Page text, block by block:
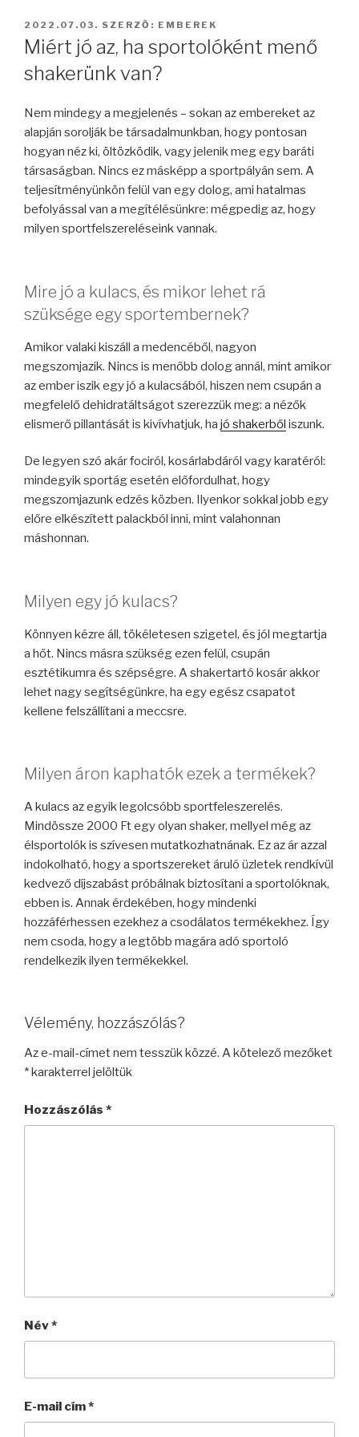
BEKÜLDVE:
2022.07.03. SZERZŐ: EMBEREK
Miért jó az, ha sportolóként menő
shakerünk van?
Nem mindegy a megjelenés – sokan az embereket az
alapján sorolják be társadalmunkban, hogy pontosan
hogyan néz ki, öltözködik, vagy jelenik meg egy baráti
társaságban. Nincs ez másképp a sportpályán sem. A
teljesítményünkön felül van egy dolog, ami hatalmas
befolyással van a megítélésünkre: mégpedig az, hogy
milyen sportfelszereléseink vannak.
Mire jó a kulacs, és mikor lehet rá
szüksége egy sportembernek?
Amikor valaki kiszáll a medencéből, nagyon
megszomjazik. Nincs is menőbb dolog annál, mint amikor
az ember iszik egy jó a kulacsából, hiszen nem csupán a
megfelelő dehidratáltságot szerezzük meg: a nézők
elismerő pillantását is kivívhatjuk, ha jó shakerből iszunk.
De legyen szó akár fociról, kosárlabdáról vagy karatéról:
mindegyik sportág esetén előfordulhat, hogy
megszomjazunk edzés közben. Ilyenkor sokkal jobb egy
előre elkészített palackból inni, mint valahonnan
máshonnan.
Milyen egy jó kulacs?
Könnyen kézre áll, tökéletesen szigetel, és jól megtartja
a hőt. Nincs másra szükség ezen felül, csupán
esztétikumra és szépségre. A shakertartó kosár akkor
lehet nagy segítségünkre, ha egy egész csapatot
kellene felszállítani a meccsre.
Milyen áron kaphatók ezek a termékek?
A kulacs az egyik legolcsóbb sportfeleszerelés.
Mindössze 2000 Ft egy olyan shaker, mellyel még az
élsportolók is szívesen mutatkozhatnának. Ez az ár azzal
indokolható, hogy a sportszereket áruló üzletek rendkívül
kedvező díjszabást próbálnak biztosítani a sportolóknak,
ebben is. Annak érdekében, hogy mindenki
hozzáférhessen ezekhez a csodálatos termékekhez. Így
nem csoda, hogy a legtöbb magára adó sportoló
rendelkezik ilyen termékekkel.
Vélemény, hozzászólás?
Az e-mail-címet nem tesszük közzé. A kötelező mezőket
* karakterrel jelöltük
Hozzászólás *
Név*
E-mail cím*